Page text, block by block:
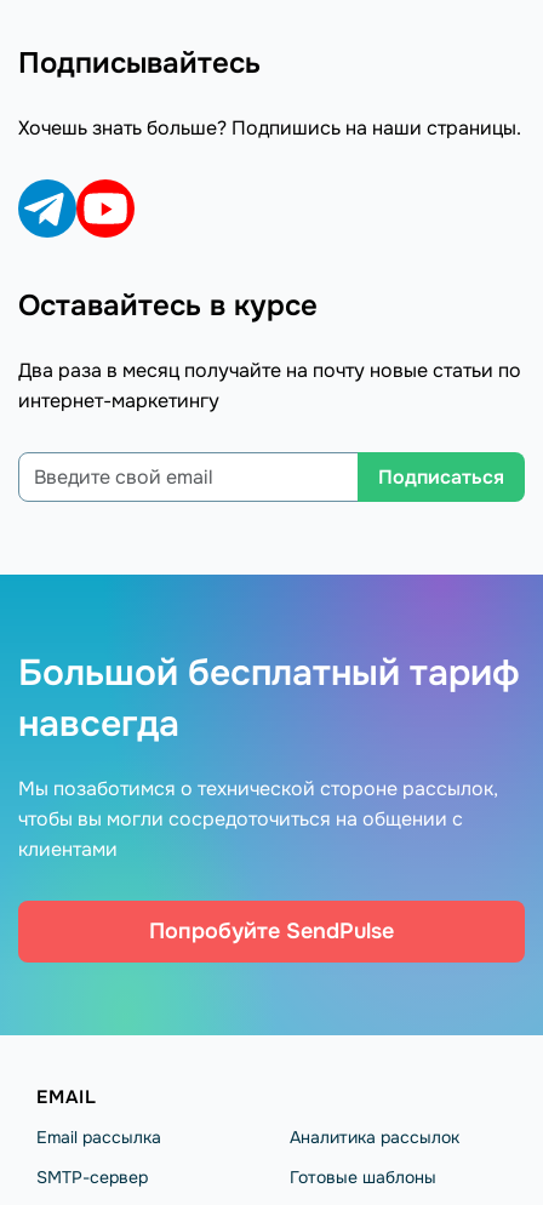
Подписывайтесь
Хочешь знать больше? Подпишись на наши страницы.
Оставайтесь в курсе
Два раза в месяц получайте на почту новые статьи по
интернет-маркетингу
Подписаться
Большой бесплатный тариф
навсегда
Мы позаботимся о технической стороне рассылок,
чтобы вы могли сосредоточиться на общении с
клиентами
Попробуйте SendPulse
EMAIL
Email рассылка
SMTP-сервер
Аналитика рассылок
Готовые шаблоны